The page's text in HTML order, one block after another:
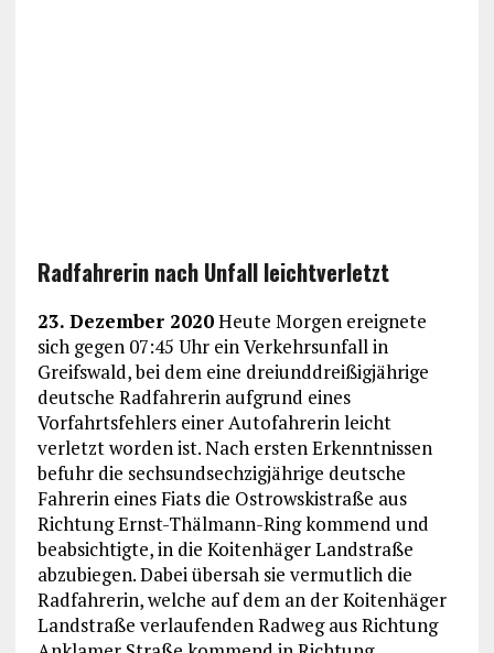
Radfahrerin nach Unfall leichtverletzt
23. Dezember 2020Heute Morgen ereignete
sich gegen 07:45 Uhr ein Verkehrsunfall in
Greifswald, bei dem eine dreiunddreißigjährige
deutsche Radfahrerin aufgrund eines
Vorfahrtsfehlers einer Autofahrerin leicht
verletzt worden ist. Nach ersten Erkenntnissen
befuhr die sechsundsechzigjährige deutsche
Fahrerin eines Fiats die Ostrowskistraße aus
Richtung Ernst-Thälmann-Ring kommend und
beabsichtigte, in die Koitenhäger Landstraße
abzubiegen. Dabei übersah sie vermutlich die
Radfahrerin, welche auf dem an der Koitenhäger
Landstraße verlaufenden Radweg aus Richtung